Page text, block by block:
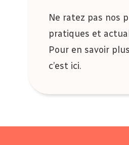
Ne ratez pas nos
pratiques et
Pour en savoir
c’est ici.